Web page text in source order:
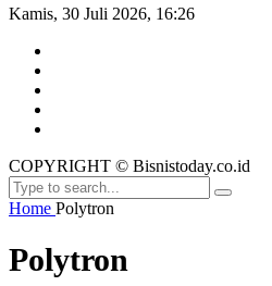
Kamis, 30 Juli 2026, 16:26
COPYRIGHT © Bisnistoday.co.id
Home Polytron
Polytron